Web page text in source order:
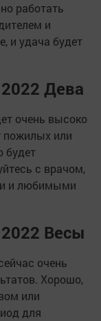
работать
и
и удача будет
Дева
очень высоко
пожилых или
будет
с врачом,
и любимыми
Весы
очень
Хорошо,
или
для